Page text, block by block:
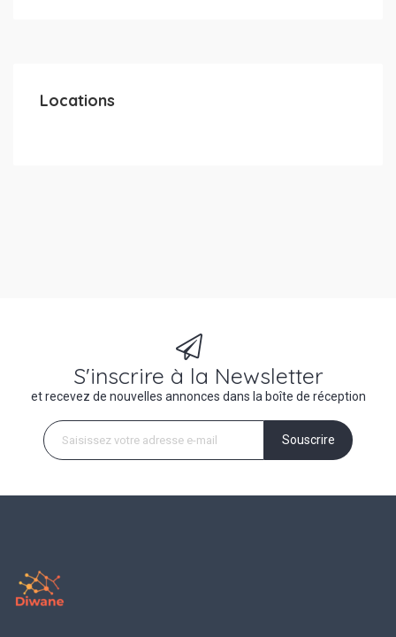
Locations
S'inscrire à la Newsletter
et recevez de nouvelles annonces dans la boîte de réception
Souscrire